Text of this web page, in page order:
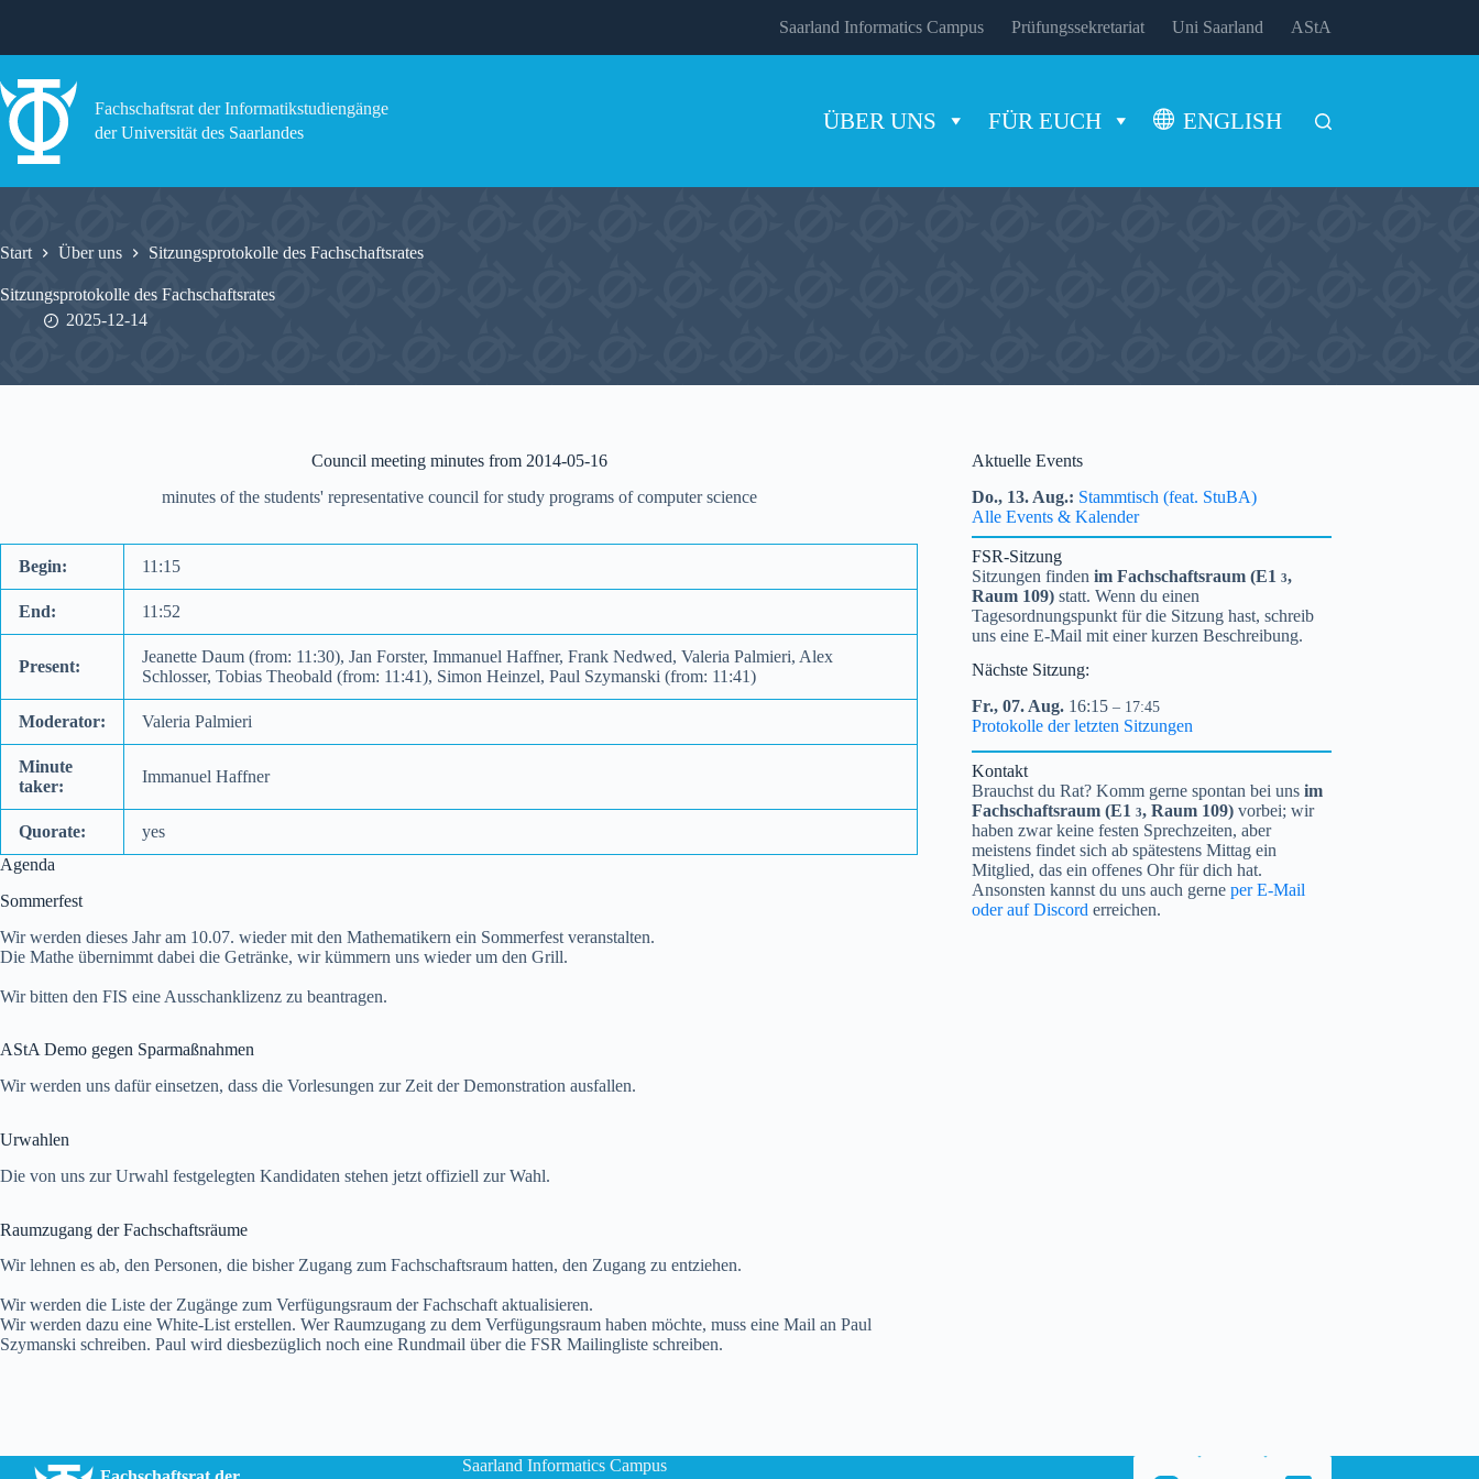
Saarland Informatics Campus Prüfungssekretariat Uni Saarland AStA
Fachschaftsrat der Informatikstudiengänge
der Universität des Saarlandes
ÜBER UNS FÜR EUCH ENGLISH
Start Über uns Sitzungsprotokolle des Fachschaftsrates
Sitzungsprotokolle des Fachschaftsrates
2025-12-14
Council meeting minutes from 2014-05-16
minutes of the students' representative council for study programs of computer science
Begin: 11:15
End: 11:52
Present:
Jeanette Daum (from: 11:30), Jan Forster, Immanuel Haffner, Frank Nedwed, Valeria Palmieri, Alex
Schlosser, Tobias Theobald (from: 11:41), Simon Heinzel, Paul Szymanski (from: 11:41)
Moderator: Valeria Palmieri
Minute
taker:
Immanuel Haffner
Quorate:
yes
Agenda
Sommerfest
Wir werden dieses Jahr am 10.07. wieder mit den Mathematikern ein Sommerfest veranstalten.
Die Mathe übernimmt dabei die Getränke, wir kümmern uns wieder um den Grill.
Wir bitten den FIS eine Ausschanklizenz zu beantragen.
AStA Demo gegen Sparmaßnahmen
Wir werden uns dafür einsetzen, dass die Vorlesungen zur Zeit der Demonstration ausfallen.
Urwahlen
Die von uns zur Urwahl festgelegten Kandidaten stehen jetzt offiziell zur Wahl.
Raumzugang der Fachschaftsräume
Wir lehnen es ab, den Personen, die bisher Zugang zum Fachschaftsraum hatten, den Zugang zu entziehen.
Wir werden die Liste der Zugänge zum Verfügungsraum der Fachschaft aktualisieren.
Wir werden dazu eine White-List erstellen. Wer Raumzugang zu dem Verfügungsraum haben möchte, muss eine Mail an Paul
Szymanski schreiben. Paul wird diesbezüglich noch eine Rundmail über die FSR Mailingliste schreiben.
Aktuelle Events
Do., 13. Aug. Stammtisch (feat. StuBA)
Alle Events & Kalender
FSR-Sitzung
Sitzungen findenim Fachschaftsraum (E13,
Raum 109) statt. Wenn du einen
Tagesordnungspunkt für die Sitzung hast, schreib
uns eine E-Mail mit einer kurzen Beschreibung.
Nächste Sitzung:
Fr., 07. Aug. 16:15 – 17:45
Protokolle der letzten Sitzungen
Kontakt
Brauchst du Rat? Komm gerne spontan bei unsim
Fachschaftsraum (E13, Raum 109) vorbei; wir
haben zwar keine festen Sprechzeiten, aber
meistens findet sich ab spätestens Mittag ein
Mitglied, das ein offenes Ohr für dich hat.
Ansonsten kannst du uns auch gerneper E-Mail
oder auf Discord erreichen.
Saarland Informatics Campus